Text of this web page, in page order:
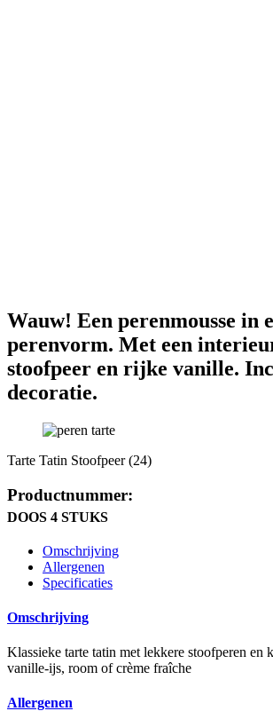
Wauw! Een perenmousse in
perenvorm. Met een
stoofpeer en rijke vanille.
decoratie.
Tarte Tatin Stoofpeer (24)
Productnummer:
DOOS 4 STUKS
Omschrijving
Allergenen
Specificaties
Omschrijving
Klassieke tarte tatin met lekkere stoofperen en
vanille-ijs, room of crème fraîche
Allergenen